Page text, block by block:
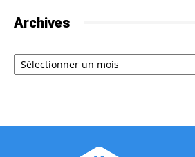
Archives
Archives